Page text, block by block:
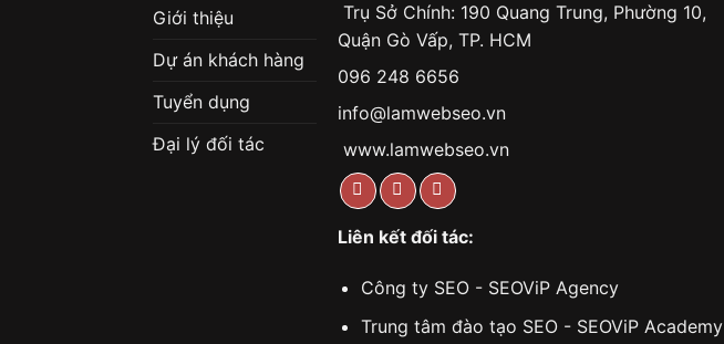
Giới thiệu
Dự án khách hàng
Tuyển dụng
Đại lý đối tác
Trụ Sở Chính: 190 Quang Trung, Phường 10,
Quận Gò Vấp, TP. HCM
096 248 6656
info@lamwebseo.vn
www.lamwebseo.vn
Liên kết đối tác:
Công ty SEO - SEOViP Agency
Trung tâm đào tạo SEO - SEOViP Academy